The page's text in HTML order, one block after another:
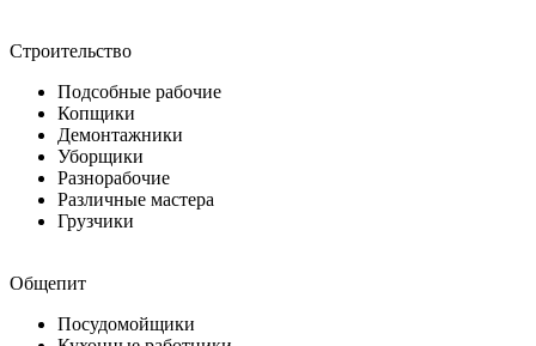
Строительство
Подсобные рабочие
Копщики
Демонтажники
Уборщики
Разнорабочие
Различные мастера
Грузчики
Общепит
Посудомойщики